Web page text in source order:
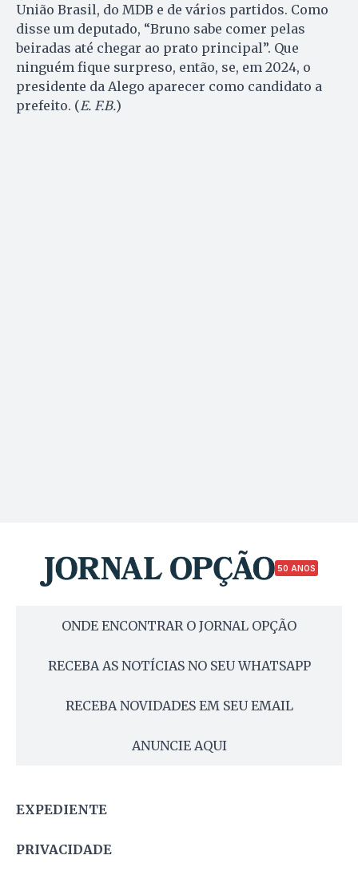
União Brasil, do MDB e de vários partidos. Como
disse um deputado, “Bruno sabe comer pelas
beiradas até chegar ao prato principal”. Que
ninguém fique surpreso, então, se, em 2024, o
presidente da Alego aparecer como candidato a
prefeito. (E. F.B.)
50 ANOS
ONDE ENCONTRAR O JORNAL OPÇÃO
RECEBA AS NOTÍCIAS NO SEU WHATSAPP
RECEBA NOVIDADES EM SEU EMAIL
ANUNCIE AQUI
EXPEDIENTE
PRIVACIDADE